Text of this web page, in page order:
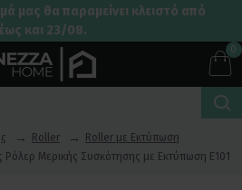
μας θα παραμείνει κλειστό από
και 23/08.
0
Roller
Roller με Εκτύπωση
Μερικής Συσκότησης με Εκτύπωση E101